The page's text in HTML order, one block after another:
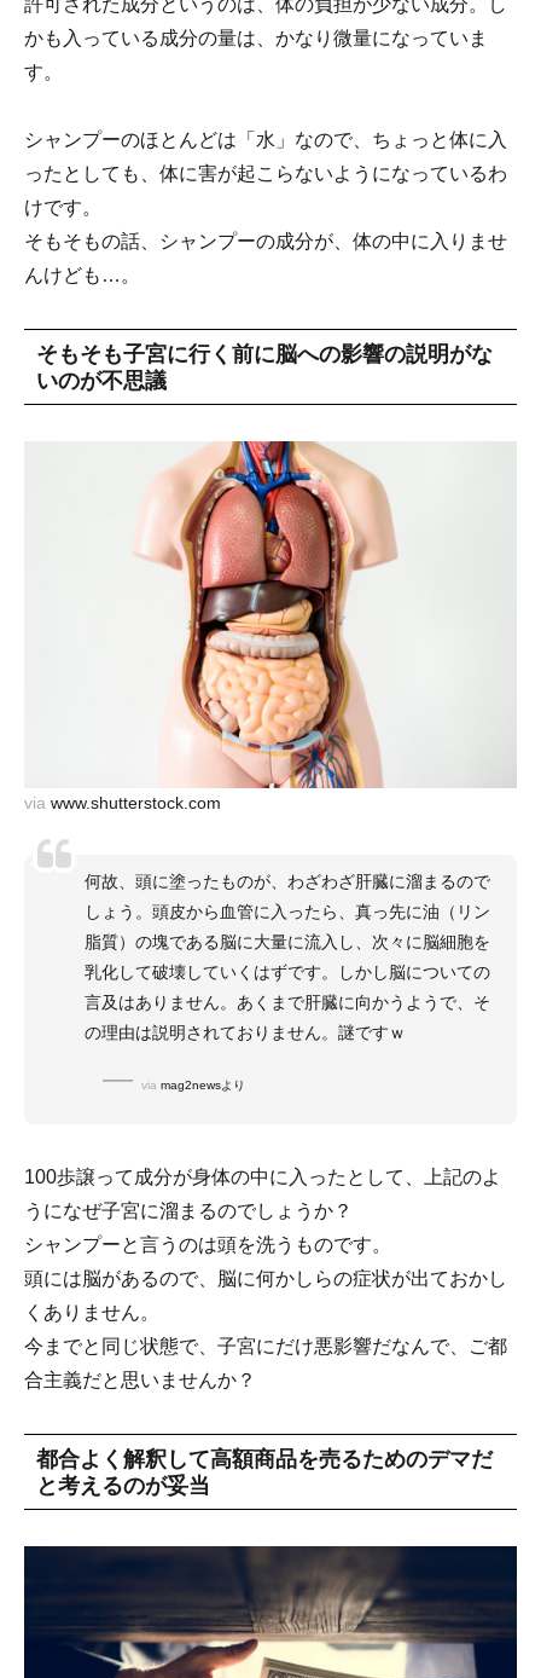
かも入っている成分の量は、かなり微量になっていま
す。
シャンプーのほとんどは「水」なので、ちょっと体に入
ったとしても、体に害が起こらないようになっているわ
けです。
そもそもの話、シャンプーの成分が、体の中に入りませ
んけども…。
そもそも子宮に行く前に脳への影響の説明がな
いのが不思議
via www.shutterstock.com
何故、頭に塗ったものが、わざわざ肝臓に溜まるので
しょう。頭皮から血管に入ったら、真っ先に油（リン
脂質）の塊である脳に大量に流入し、次々に脳細胞を
乳化して破壊していくはずです。しかし脳についての
言及はありません。あくまで肝臓に向かうようで、そ
の理由は説明されておりません。謎ですｗ
via mag2newsより
100歩譲って成分が身体の中に入ったとして、上記のよ
うになぜ子宮に溜まるのでしょうか？
シャンプーと言うのは頭を洗うものです。
頭には脳があるので、脳に何かしらの症状が出ておかし
くありません。
今までと同じ状態で、子宮にだけ悪影響だなんで、ご都
合主義だと思いませんか？
都合よく解釈して高額商品を売るためのデマだ
と考えるのが妥当